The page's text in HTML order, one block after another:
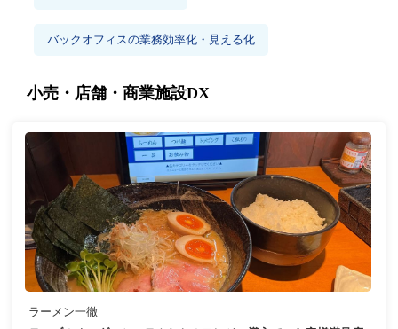
バックオフィスの業務効率化・見える化
小売・店舗・商業施設DX
ラーメン一徹